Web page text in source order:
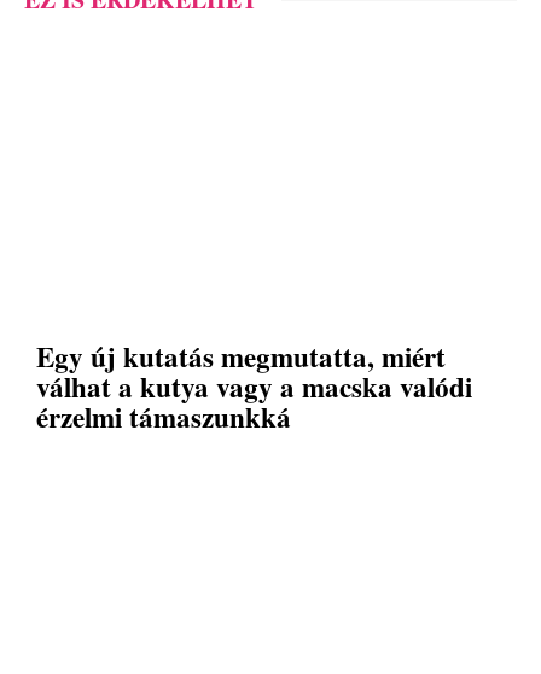
Egy új kutatás megmutatta, miért
válhat a kutya vagy a macska valódi
érzelmi támaszunkká